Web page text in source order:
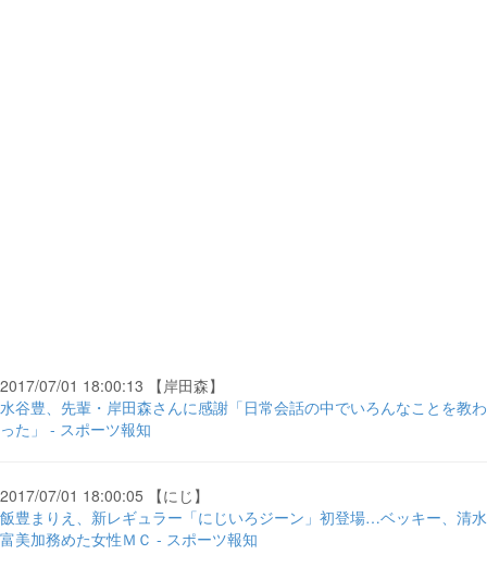
2017/07/01 18:00:13 【岸田森】
水谷豊、先輩・岸田森さんに感謝「日常会話の中でいろんなことを教わ
った」 - スポーツ報知
2017/07/01 18:00:05 【にじ】
飯豊まりえ、新レギュラー「にじいろジーン」初登場…ベッキー、清水
富美加務めた女性ＭＣ - スポーツ報知